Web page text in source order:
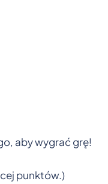
aby wygrać grę!
punktów.)